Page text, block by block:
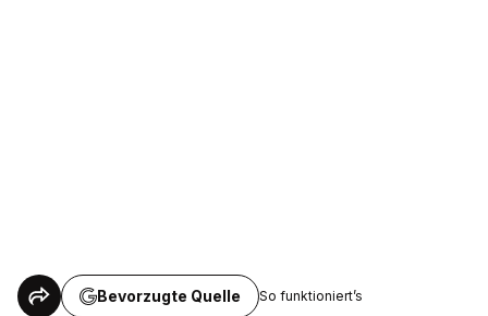
Bevorzugte Quelle So funktioniert’s